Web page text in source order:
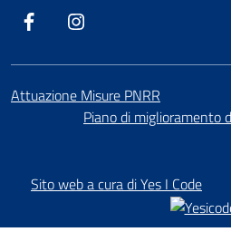
Facebook
Attuazione Misure PNRR
Piano di miglioramento
Sito web a cura di Yes I Code